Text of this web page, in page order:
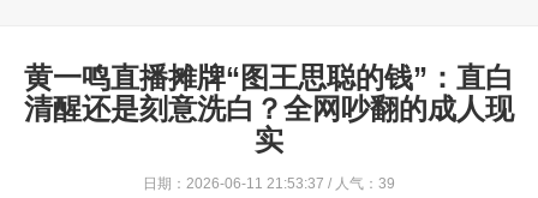
黄一鸣直播摊牌“图王思聪的钱”：直白
清醒还是刻意洗白？全网吵翻的成人现
实
日期：2026-06-11 21:53:37 / 人气：39